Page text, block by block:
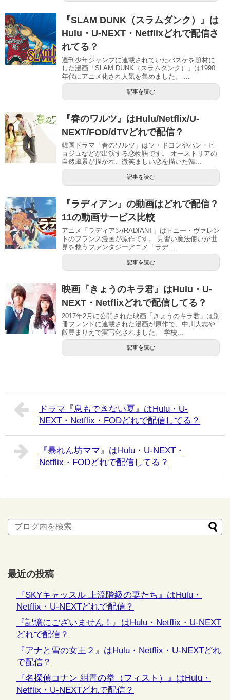
『SLAM DUNK（スラムダンク）』は
Hulu・U-NEXT・Netflixどれで配信さ
れてる？
週刊少年ジャンプに連載されていたバスケを題材に
した漫画「SLAM DUNK（スラムダンク）」は1990
年代にアニメ化され人気を集めました。 ...
記事を読む
『春のワルツ』はHulu/Netflix/U-
NEXT/FOD/dTVどれで配信？
韓国ドラマ「春のワルツ」はソ・ドヨンやハン・ヒ
ョジュなどが出演する恋物語です。 オーストリアの
自然風景が描かれ、微笑ましい恋を描いた韓...
記事を読む
『ラディアン』の動画はどれで配信？
11の動画サービス比較
アニメ「ラディアン/RADIANT」はトニー・ヴァレン
トのフランス漫画が原作です。 見習い魔法使いが世
界を救うファンタジーアニメ「ラデ...
記事を読む
映画『きょうのキラ君』はHulu・U-
NEXT・Netflixどれで配信してる？
2017年2月に公開された映画「きょうのキラ君」は別
冊フレンドに連載された漫画が原作で、中川大志や
飯豊まりえで実写化されました。 学校...
記事を読む
ドラマ『息もできない夏』はHulu・U-
NEXT・Netflix・FODどれで配信してる？
『暴れん坊ママ』はHulu・U-NEXT・
Netflix・FODどれで配信してる？
最近の投稿
『SKYキャッスル 上流階級の妻たち』はHulu・
Netflix・U-NEXTどれで配信？
『記憶にございません！』はHulu・Netflix・U-NEXT
どれで配信？
『アナと雪の女王２』はHulu・Netflix・U-NEXTどれ
で配信？
『名探偵コナン 紺青の拳（フィスト）』はHulu・
Netflix・U-NEXTどれで配信？